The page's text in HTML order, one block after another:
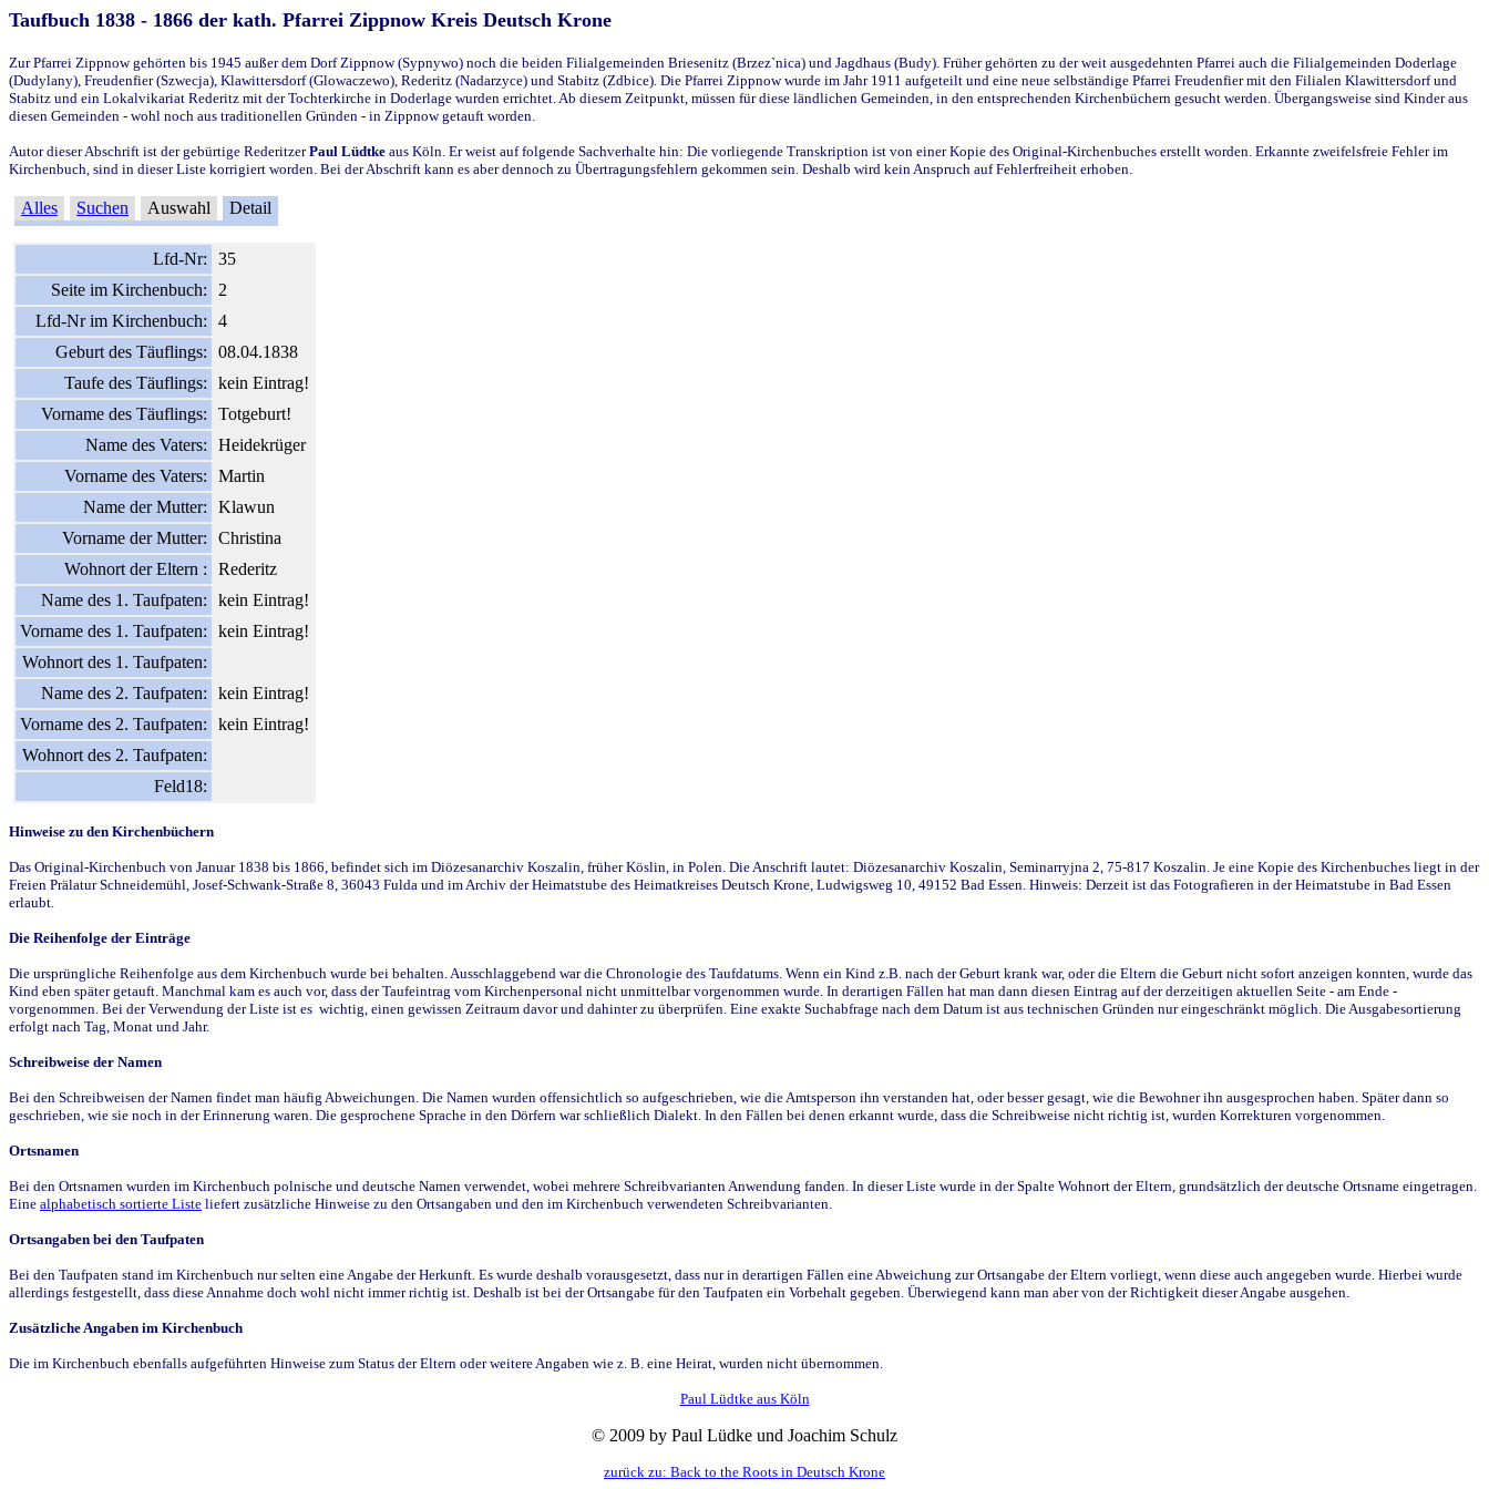
Taufbuch 1838 - 1866 der kath. Pfarrei Zippnow Kreis Deutsch Krone
Zur Pfarrei Zippnow gehörten bis 1945 außer dem Dorf Zippnow (Sypnywo) noch die beiden Filialgemeinden Briesenitz (Brzez`nica) und Jagdhaus (Budy). Früher gehörten zu der weit ausgedehnten Pfarrei auch die Filialgemeinden Doderlage
(Dudylany), Freudenfier (Szwecja), Klawittersdorf (Glowaczewo), Rederitz (Nadarzyce) und Stabitz (Zdbice). Die Pfarrei Zippnow wurde im Jahr 1911 aufgeteilt und eine neue selbständige Pfarrei Freudenfier mit den Filialen Klawittersdorf und
Stabitz und ein Lokalvikariat Rederitz mit der Tochterkirche in Doderlage wurden errichtet. Ab diesem Zeitpunkt, müssen für diese ländlichen Gemeinden, in den entsprechenden Kirchenbüchern gesucht werden. Übergangsweise sind Kinder aus
diesen Gemeinden - wohl noch aus traditionellen Gründen - in Zippnow getauft worden.
Autor dieser Abschrift ist der gebürtige RederitzerPaul Lüdtke aus Köln. Er weist auf folgende Sachverhalte hin: Die vorliegende Transkription ist von einer Kopie des Original-Kirchenbuches erstellt worden. Erkannte zweifelsfreie Fehler im
Kirchenbuch, sind in dieser Liste korrigiert worden. Bei der Abschrift kann es aber dennoch zu Übertragungsfehlern gekommen sein. Deshalb wird kein Anspruch auf Fehlerfreiheit erhoben.
Alles Suchen Auswahl Detail
Lfd-Nr:
35
Seite im Kirchenbuch:
2
Lfd-Nr im Kirchenbuch:
4
Geburt des Täuflings:
08.04.1838
Taufe des Täuflings:
kein Eintrag!
Vorname des Täuflings:
Totgeburt!
Name des Vaters:
Heidekrüger
Vorname des Vaters:
Martin
Name der Mutter:
Klawun
Vorname der Mutter:
Christina
Wohnort der Eltern :
Rederitz
Name des 1. Taufpaten:
kein Eintrag!
Vorname des 1. Taufpaten:
kein Eintrag!
Wohnort des 1. Taufpaten:
Name des 2. Taufpaten:
kein Eintrag!
Vorname des 2. Taufpaten:
kein Eintrag!
Wohnort des 2. Taufpaten:
Feld18:
Hinweise zu den Kirchenbüchern
Das Original-Kirchenbuch von Januar 1838 bis 1866, befindet sich im Diözesanarchiv Koszalin, früher Köslin, in Polen. Die Anschrift lautet: Diözesanarchiv Koszalin, Seminarryjna 2, 75-817 Koszalin. Je eine Kopie des Kirchenbuches liegt in der
Freien Prälatur Schneidemühl, Josef-Schwank-Straße 8, 36043 Fulda und im Archiv der Heimatstube des Heimatkreises Deutsch Krone, Ludwigsweg 10, 49152 Bad Essen. Hinweis: Derzeit ist das Fotografieren in der Heimatstube in Bad Essen
erlaubt.
Die Reihenfolge der Einträge
Die ursprüngliche Reihenfolge aus dem Kirchenbuch wurde bei behalten. Ausschlaggebend war die Chronologie des Taufdatums. Wenn ein Kind z.B. nach der Geburt krank war, oder die Eltern die Geburt nicht sofort anzeigen konnten, wurde das
Kind eben später getauft. Manchmal kam es auch vor, dass der Taufeintrag vom Kirchenpersonal nicht unmittelbar vorgenommen wurde. In derartigen Fällen hat man dann diesen Eintrag auf der derzeitigen aktuellen Seite - am Ende -
vorgenommen. Bei der Verwendung der Liste ist es wichtig, einen gewissen Zeitraum davor und dahinter zu überprüfen. Eine exakte Suchabfrage nach dem Datum ist aus technischen Gründen nur eingeschränkt möglich. Die Ausgabesortierung
erfolgt nach Tag, Monat und Jahr.
Schreibweise der Namen
Bei den Schreibweisen der Namen findet man häufig Abweichungen. Die Namen wurden offensichtlich so aufgeschrieben, wie die Amtsperson ihn verstanden hat, oder besser gesagt, wie die Bewohner ihn ausgesprochen haben. Später dann so
geschrieben, wie sie noch in der Erinnerung waren. Die gesprochene Sprache in den Dörfern war schließlich Dialekt. In den Fällen bei denen erkannt wurde, dass die Schreibweise nicht richtig ist, wurden Korrekturen vorgenommen.
Ortsnamen
Bei den Ortsnamen wurden im Kirchenbuch polnische und deutsche Namen verwendet, wobei mehrere Schreibvarianten Anwendung fanden. In dieser Liste wurde in der Spalte Wohnort der Eltern, grundsätzlich der deutsche Ortsname eingetragen.
Eine alphabetisch sortierte Liste liefert zusätzliche Hinweise zu den Ortsangaben und den im Kirchenbuch verwendeten Schreibvarianten.
Ortsangaben bei den Taufpaten
Bei den Taufpaten stand im Kirchenbuch nur selten eine Angabe der Herkunft. Es wurde deshalb vorausgesetzt, dass nur in derartigen Fällen eine Abweichung zur Ortsangabe der Eltern vorliegt, wenn diese auch angegeben wurde. Hierbei wurde
allerdings festgestellt, dass diese Annahme doch wohl nicht immer richtig ist. Deshalb ist bei der Ortsangabe für den Taufpaten ein Vorbehalt gegeben. Überwiegend kann man aber von der Richtigkeit dieser Angabe ausgehen.
Zusätzliche Angaben im Kirchenbuch
Die im Kirchenbuch ebenfalls aufgeführten Hinweise zum Status der Eltern oder weitere Angaben wie z. B. eine Heirat, wurden nicht übernommen.
Paul Lüdtke aus Köln
© 2009 by Paul Lüdke und Joachim Schulz
zurück zu: Back to the Roots in Deutsch Krone